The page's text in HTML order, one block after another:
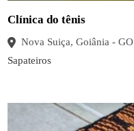
Clínica do tênis
Nova Suiça, Goiânia - GO
Sapateiros